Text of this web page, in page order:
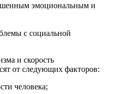
эмоциональным и
с социальной
и скорость
от следующих факторов:
человека;